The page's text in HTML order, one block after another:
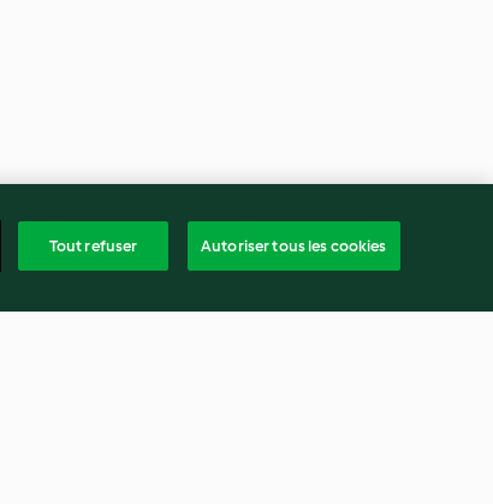
Tout refuser Autoriser tous les cookies